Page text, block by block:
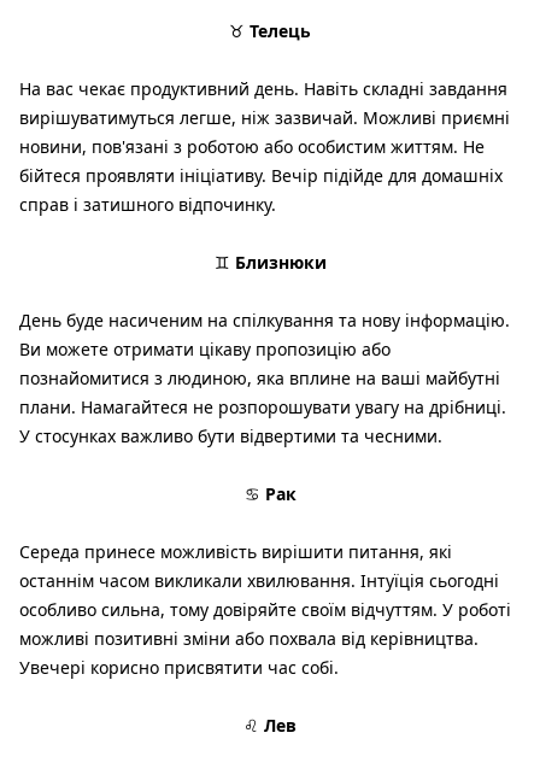
♉ Телець
На вас чекає продуктивний день. Навіть складні завдання
вирішуватимуться легше, ніж зазвичай. Можливі приємні
новини, пов'язані з роботою або особистим життям. Не
бійтеся проявляти ініціативу. Вечір підійде для домашніх
справ і затишного відпочинку.
♊ Близнюки
День буде насиченим на спілкування та нову інформацію.
Ви можете отримати цікаву пропозицію або
познайомитися з людиною, яка вплине на ваші майбутні
плани. Намагайтеся не розпорошувати увагу на дрібниці.
У стосунках важливо бути відвертими та чесними.
♋ Рак
Середа принесе можливість вирішити питання, які
останнім часом викликали хвилювання. Інтуїція сьогодні
особливо сильна, тому довіряйте своїм відчуттям. У роботі
можливі позитивні зміни або похвала від керівництва.
Увечері корисно присвятити час собі.
♌ Лев